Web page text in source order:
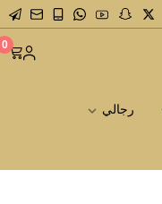
0
رجالي